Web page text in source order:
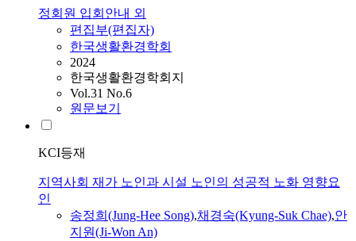
정회원 입회안내 외
편집부(편집자)
한국생활환경학회
2024
한국생활환경학회지
Vol.31 No.6
원문보기
KCI등재
지역사회 재가 노인과 시설 노인의 성공적 노화 영향요
인
송정희(Jung-Hee Song),채경숙(Kyung-Suk Chae),안
지원(Ji-Won An)